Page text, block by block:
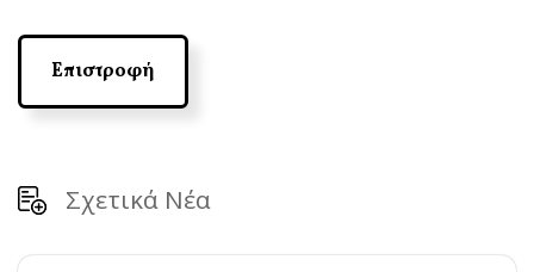
Επιστροφή
Σχετικά Νέα